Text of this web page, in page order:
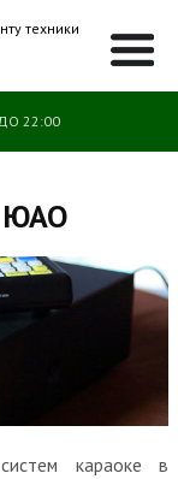
техники
22:00
ЮАО
караоке в